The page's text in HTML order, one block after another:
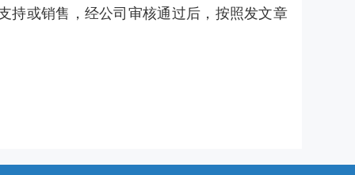
持或销售，经公司审核通过后，按照发文章